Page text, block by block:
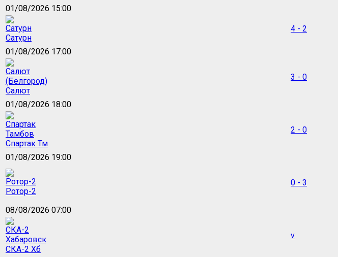
01/08/2026 15:00
Сатурн
4 - 2
01/08/2026 17:00
Салют
3 - 0
01/08/2026 18:00
Спартак Тм
2 - 0
01/08/2026 19:00
Ротор-2
0 - 3
08/08/2026 07:00
СКА-2 Хб
v